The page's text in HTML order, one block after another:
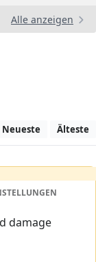
Alle anzeigen
Neueste Älteste
damage